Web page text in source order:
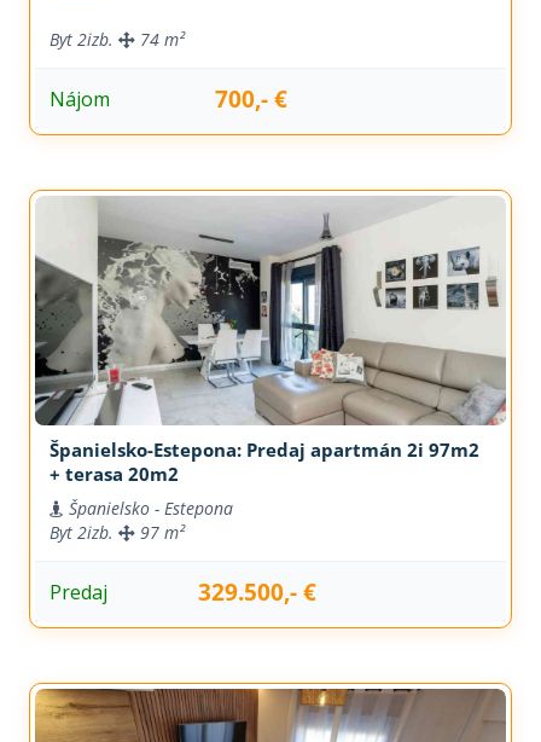
Byt 2izb. 74 m²
Nájom 700,- €
Španielsko-Estepona: Predaj apartmán 2i 97m2
+ terasa 20m2
Španielsko - Estepona
Byt 2izb. 97 m²
Predaj 329.500,- €